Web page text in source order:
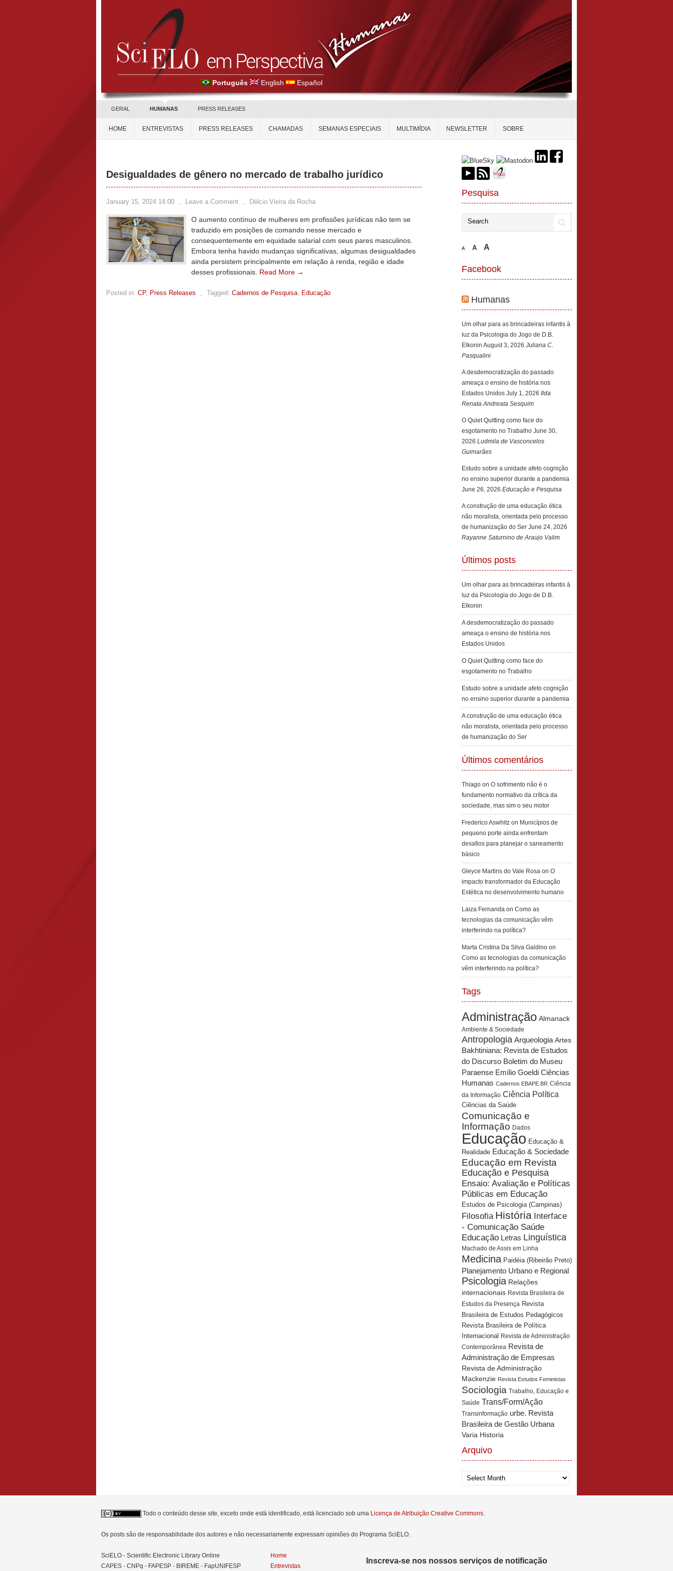
Português English Español
GERAL HUMANAS PRESS RELEASES
HOME ENTREVISTAS PRESS RELEASES CHAMADAS SEMANAS ESPECIAIS MULTIMÍDIA NEWSLETTER SOBRE
Desigualdades de gênero no mercado de trabalho jurídico
January 15, 2024 14:00 , Leave a Comment , Délcio Vieira da Rocha
O aumento contínuo de mulheres em profissões jurídicas não tem se
traduzido em posições de comando nesse mercado e
consequentemente em equidade salarial com seus pares masculinos.
Embora tenha havido mudanças significativas, algumas desigualdades
ainda persistem principalmente em relação à renda, região e idade
desses profissionais. Read More →
Posted in: CP, Press Releases , Tagged: Cadernos de Pesquisa, Educação
Pesquisa
A A A
Facebook
Humanas
Um olhar para as brincadeiras infantis à
luz da Psicologia do Jogo de D.B.
Elkonin August 3, 2026 Juliana C.
Pasqualini
A desdemocratização do passado
ameaça o ensino de história nos
Estados Unidos July 1, 2026 Ilda
Renata Andreata Sesquim
O Quiet Quitting como face do
esgotamento no Trabalho June 30,
2026 Ludmila de Vasconcelos
Guimarães
Estudo sobre a unidade afeto cognição
no ensino superior durante a pandemia
June 26, 2026 Educação e Pesquisa
A construção de uma educação ética
não moralista, orientada pelo processo
de humanização do Ser June 24, 2026
Rayanne Saturnino de Araujo Valim
Últimos posts
Um olhar para as brincadeiras infantis à
luz da Psicologia do Jogo de D.B.
Elkonin
A desdemocratização do passado
ameaça o ensino de história nos
Estados Unidos
O Quiet Quitting como face do
esgotamento no Trabalho
Estudo sobre a unidade afeto cognição
no ensino superior durante a pandemia
A construção de uma educação ética
não moralista, orientada pelo processo
de humanização do Ser
Últimos comentários
Thiago on O sofrimento não é o
fundamento normativo da crítica da
sociedade, mas sim o seu motor
Frederico Aswhitz on Municípios de
pequeno porte ainda enfrentam
desafios para planejar o saneamento
básico
Gleyce Martins do Vale Rosa on O
impacto transformador da Educação
Estética no desenvolvimento humano
Laiza Fernanda on Como as
tecnologias da comunicação vêm
interferindo na política?
Marta Cristina Da Silva Galdino on
Como as tecnologias da comunicação
vêm interferindo na política?
Tags
Administração Almanack
Ambiente & Sociedade
Antropologia Arqueologia Artes
Bakhtiniana: Revista de Estudos
do Discurso Boletim do Museu
Paraense Emílio Goeldi Ciências
Humanas Cadernos EBAPE.BR Ciência
da Informação Ciência Política
Ciências da Saúde
Comunicação e
Informação Dados
Educação Educação &
Realidade Educação & Sociedade
Educação em Revista
Educação e Pesquisa
Ensaio: Avaliação e Políticas
Públicas em Educação
Estudos de Psicologia (Campinas)
Filosofia História Interface
- Comunicação Saúde
Educação Letras Linguística
Machado de Assis em Linha
Medicina Paidéia (Ribeirão Preto)
Planejamento Urbano e Regional
Psicologia Relações
internacionais Revista Brasileira de
Estudos da Presença Revista
Brasileira de Estudos Pedagógicos
Revista Brasileira de Política
Internacional Revista de Administração
Contemporânea Revista de
Administração de Empresas
Revista de Administração
Mackenzie Revista Estudos Feministas
Sociologia Trabalho, Educação e
Saúde Trans/Form/Ação
Transinformação urbe. Revista
Brasileira de Gestão Urbana
Varia Historia
Arquivo
Arquivo
Todo o conteúdo desse site, exceto onde está identificado, está licenciado sob uma Licença de Atribuição Creative Commons.
Os posts são de responsabilidade dos autores e não necessariamente expressam opiniões do Programa SciELO.
SciELO - Scientific Electronic Library Online
CAPES - CNPq - FAPESP - BIREME - FapUNIFESP
Home
Entrevistas
Inscreva-se nos nossos serviços de notificação